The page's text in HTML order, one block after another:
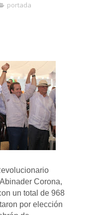
portada
Corona,
un total de 968
por elección